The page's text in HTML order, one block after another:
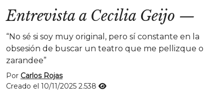
Entrevista a Cecilia Geijo —
“No sé si soy muy original, pero sí constante en la
obsesión de buscar un teatro que me pellizque o
zarandee”
Por Carlos Rojas
Creado el 10/11/2025 2.538